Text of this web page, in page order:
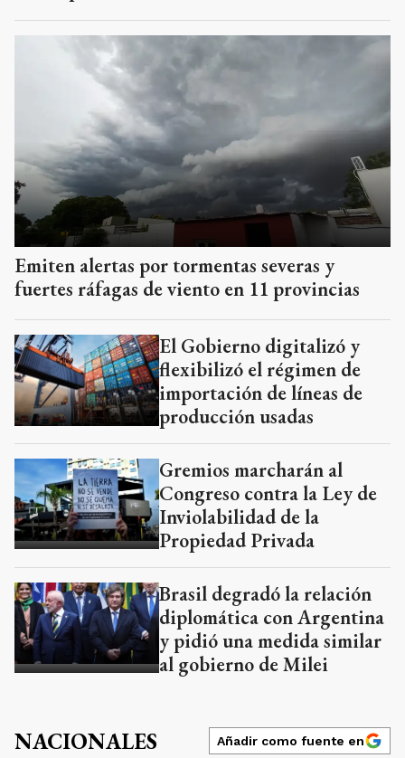
Emiten alertas por tormentas severas y
fuertes ráfagas de viento en 11 provincias
El Gobierno digitalizó y
flexibilizó el régimen de
importación de líneas de
producción usadas
Gremios marcharán al
Congreso contra la Ley de
Inviolabilidad de la
Propiedad Privada
Brasil degradó la relación
diplomática con Argentina
y pidió una medida similar
al gobierno de Milei
NACIONALES Añadir como fuente en